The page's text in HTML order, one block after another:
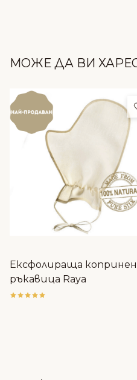
МОЖЕ ДА ВИ
Ексфолираща
ръкавица Raya